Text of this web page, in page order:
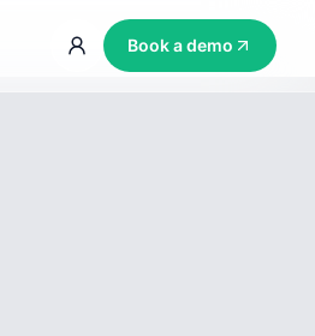
Book a demo